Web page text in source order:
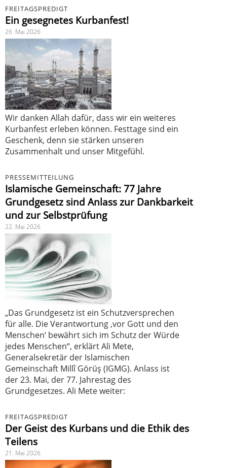
FREITAGSPREDIGT
Ein gesegnetes Kurbanfest!
26. Mai 2026
Wir danken Allah dafür, dass wir ein weiteres
Kurbanfest erleben können. Festtage sind ein
Geschenk, denn sie stärken unseren
Zusammenhalt und unser Mitgefühl.
PRESSEMITTEILUNG
Islamische Gemeinschaft: 77 Jahre
Grundgesetz sind Anlass zur Dankbarkeit
und zur Selbstprüfung
22. Mai 2026
„Das Grundgesetz ist ein Schutzversprechen
für alle. Die Verantwortung ‚vor Gott und den
Menschen‘ bewährt sich im Schutz der Würde
jedes Menschen“, erklärt Ali Mete,
Generalsekretär der Islamischen
Gemeinschaft Millî Görüş (IGMG). Anlass ist
der 23. Mai, der 77. Jahrestag des
Grundgesetzes. Ali Mete weiter:
FREITAGSPREDIGT
Der Geist des Kurbans und die Ethik des
Teilens
21. Mai 2026